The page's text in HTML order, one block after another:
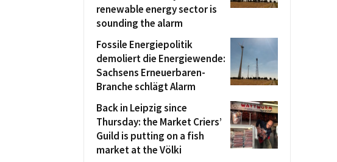
renewable energy sector is
sounding the alarm
Fossile Energiepolitik
demoliert die Energiewende:
Sachsens Erneuerbaren-
Branche schlägt Alarm
Back in Leipzig since
Thursday: the Market Criers’
Guild is putting on a fish
market at the Völki